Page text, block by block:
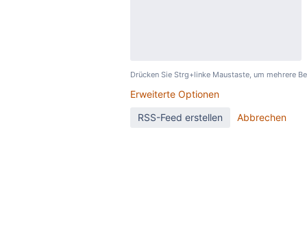
Drücken Sie Strg+linke Maustaste, um mehrere
Erweiterte Optionen